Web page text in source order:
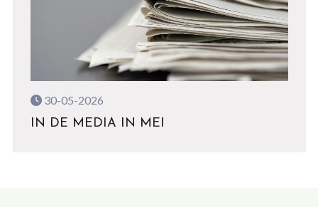
30-05-2026
IN DE MEDIA IN MEI